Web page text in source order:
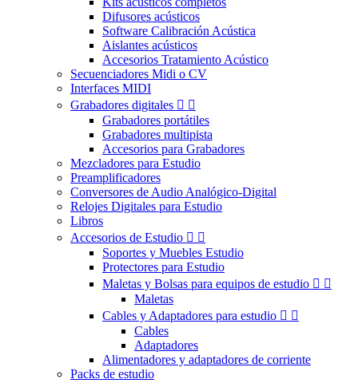
Difusores acústicos
Software Calibración Acústica
Aislantes acústicos
Accesorios Tratamiento Acústico
Secuenciadores Midi o CV
Interfaces MIDI
Grabadores digitales  
Grabadores portátiles
Grabadores multipista
Accesorios para Grabadores
Mezcladores para Estudio
Preamplificadores
Conversores de Audio Analógico-Digital
Relojes Digitales para Estudio
Libros
Accesorios de Estudio  
Soportes y Muebles Estudio
Protectores para Estudio
Maletas y Bolsas para equipos de estudio  
Maletas
Cables y Adaptadores para estudio  
Cables
Adaptadores
Alimentadores y adaptadores de corriente
Packs de estudio